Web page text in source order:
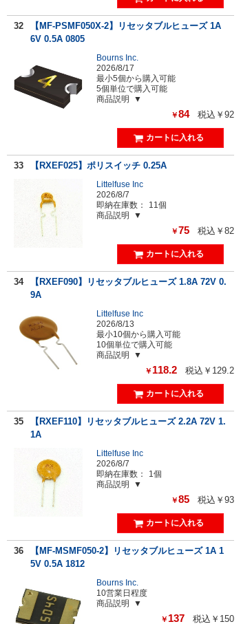
32
【MF-PSMF050X-2】リセッタブルヒューズ 1A
6V 0.5A 0805
Bourns Inc.
2026/8/17
最小5個から購入可能
5個単位で購入可能
商品説明
￥84 税込￥92
33 【RXEF025】ポリスイッチ 0.25A
Littelfuse Inc
2026/8/7
即納在庫数：
11個
商品説明
￥75 税込￥82
34
【RXEF090】リセッタブルヒューズ 1.8A 72V 0.
9A
Littelfuse Inc
2026/8/13
最小10個から購入可能
10個単位で購入可能
商品説明
￥ 118.2 税込￥129.2
35
【RXEF110】リセッタブルヒューズ 2.2A 72V 1.
1A
Littelfuse Inc
2026/8/7
即納在庫数：
1個
商品説明
￥85 税込￥93
36
【MF-MSMF050-2】リセッタブルヒューズ 1A 1
5V 0.5A 1812
Bourns Inc.
10営業日程度
商品説明
￥ 137 税込￥150